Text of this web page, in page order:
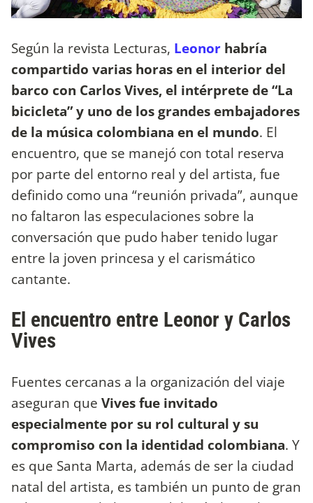
Según la revista Lecturas, Leonor habría
compartido varias horas en el interior del
barco con Carlos Vives, el intérprete de “La
bicicleta” y uno de los grandes embajadores
de la música colombiana en el mundo. El
encuentro, que se manejó con total reserva
por parte del entorno real y del artista, fue
definido como una “reunión privada”, aunque
no faltaron las especulaciones sobre la
conversación que pudo haber tenido lugar
entre la joven princesa y el carismático
cantante.
El encuentro entre Leonor y Carlos
Vives
Fuentes cercanas a la organización del viaje
aseguran que Vives fue invitado
especialmente por su rol cultural y su
compromiso con la identidad colombiana. Y
es que Santa Marta, además de ser la ciudad
natal del artista, es también un punto de gran